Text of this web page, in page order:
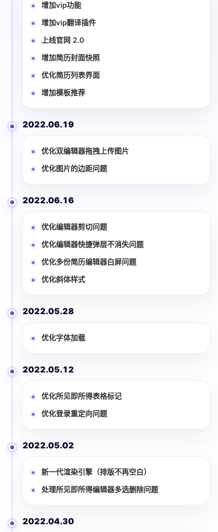
增加vip功能
增加vip翻译插件
上线官网 2.0
增加简历封面快照
优化简历列表界面
增加模板推荐
2022.06.19
优化双编辑器拖拽上传图片
优化图片的边距问题
2022.06.16
优化编辑器剪切问题
优化编辑器快捷弹层不消失问题
优化多份简历编辑器白屏问题
优化斜体样式
2022.05.28
优化字体加载
2022.05.12
优化所见即所得表格标记
优化登录重定向问题
2022.05.02
新一代渲染引擎（排版不再空白）
处理所见即所得编辑器多选删除问题
2022.04.30